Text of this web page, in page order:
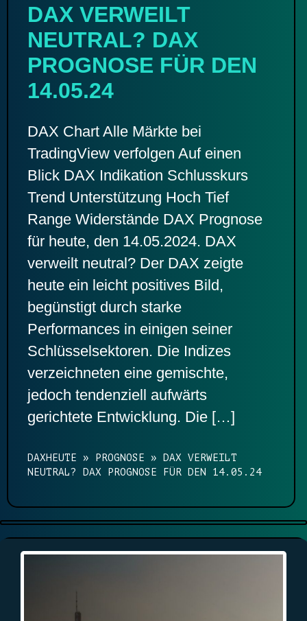
DAX VERWEILT
NEUTRAL? DAX
PROGNOSE FÜR DEN
14.05.24
DAX Chart Alle Märkte bei
TradingView verfolgen Auf einen
Blick DAX Indikation Schlusskurs
Trend Unterstützung Hoch Tief
Range Widerstände DAX Prognose
für heute, den 14.05.2024. DAX
verweilt neutral? Der DAX zeigte
heute ein leicht positives Bild,
begünstigt durch starke
Performances in einigen seiner
Schlüsselsektoren. Die Indizes
verzeichneten eine gemischte,
jedoch tendenziell aufwärts
gerichtete Entwicklung. Die […]
DAXHEUTE » PROGNOSE »
DAX VERWEILT
NEUTRAL? DAX PROGNOSE FÜR DEN 14.05.24